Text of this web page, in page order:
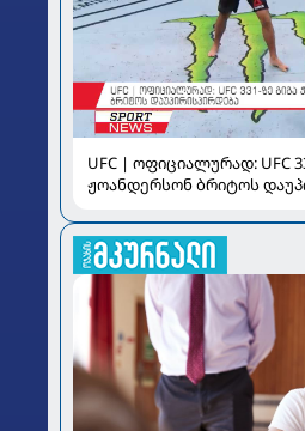
UFC | ოფიციალურად: UFC
ჟოანდერსონ ბრიტოს